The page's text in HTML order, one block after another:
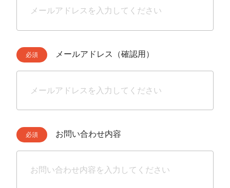
メールアドレス（確認用）
お問い合わせ内容